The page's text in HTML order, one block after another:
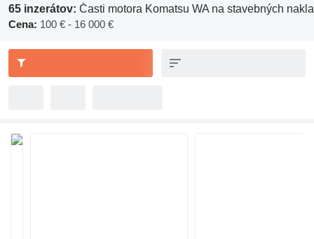
65 inzerátov: Časti motora Komatsu WA na stavebných
Cena: 100 € - 16 000 €